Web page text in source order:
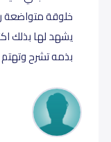
خلوقة متواضعة
يشهد لها بذلك
بذمه تشرح